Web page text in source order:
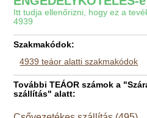
Itt tudja ellenőrizni, hogy ez a
4939
Szakmakódok:
4939 teáor alatti szakmakódok
További TEÁOR számok a
szállítás" alatt: